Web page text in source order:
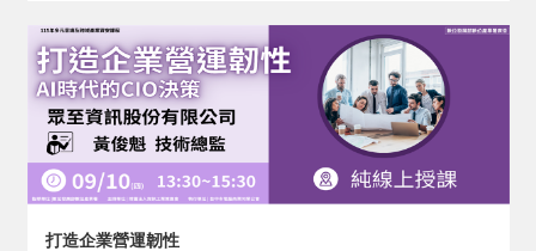
打造企業營運韌性​